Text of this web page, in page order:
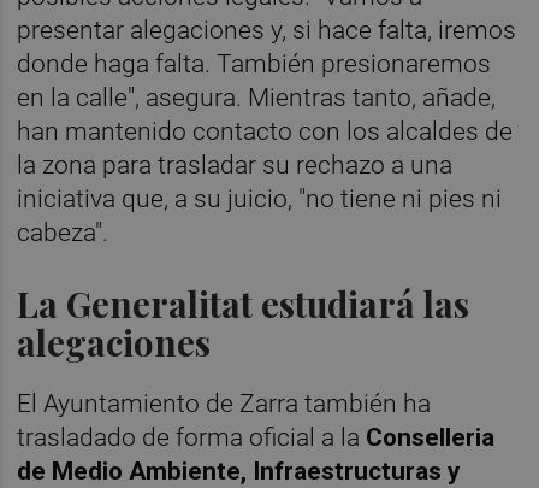
presentar alegaciones y, si hace falta, iremos
donde haga falta. También presionaremos
en la calle", asegura. Mientras tanto, añade,
han mantenido contacto con los alcaldes de
la zona para trasladar su rechazo a una
iniciativa que, a su juicio, "no tiene ni pies ni
cabeza".
La Generalitat estudiará las
alegaciones
El Ayuntamiento de Zarra también ha
trasladado de forma oficial a la Conselleria
de Medio Ambiente, Infraestructuras y